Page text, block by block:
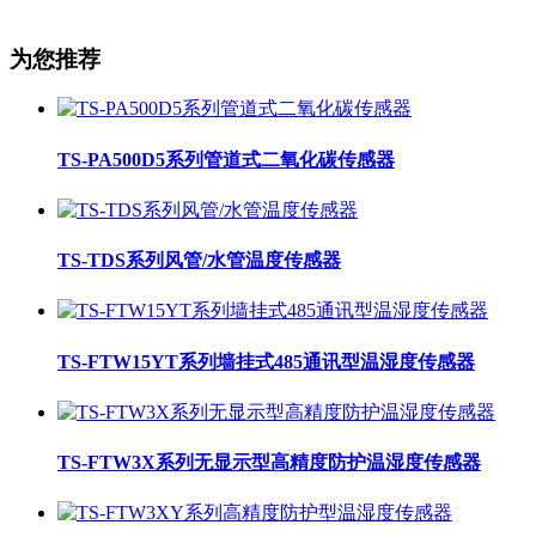
为您推荐
TS-PA500D5系列管道式二氧化碳传感器
TS-TDS系列风管/水管温度传感器
TS-FTW15YT系列墙挂式485通讯型温湿度传感器
TS-FTW3X系列无显示型高精度防护温湿度传感器